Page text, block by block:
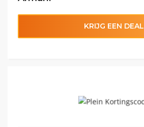
KRIJG EEN DEAL